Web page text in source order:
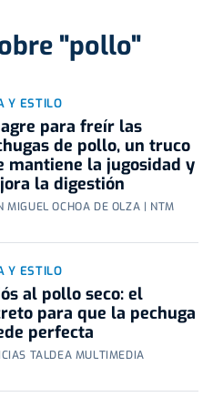
"pollo"
Y ESTILO
para freír las
de pollo, un truco
mantiene la jugosidad y
la digestión
MIGUEL OCHOA DE OLZA | NTM
Y ESTILO
al pollo seco: el
para que la pechuga
perfecta
TALDEA MULTIMEDIA